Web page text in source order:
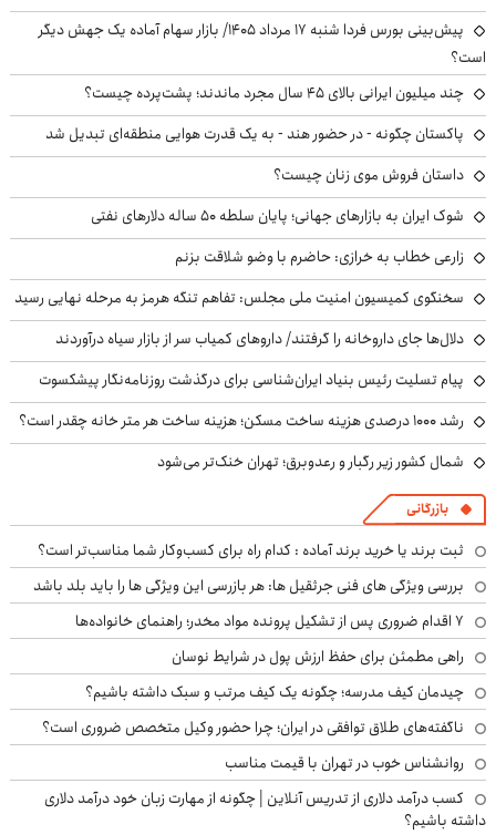
پیش‌بینی بورس فردا شنبه ۱۷ مرداد ۱۴۰۵/ بازار سهام آماده یک جهش دیگر
است؟
چند میلیون ایرانی بالای ۴۵ سال مجرد ماندند؛ پشت‌پرده چیست؟
پاکستان چگونه - در حضور هند - به یک قدرت هوایی منطقه‌ای تبدیل شد
داستان فروش موی زنان چیست؟
شوک ایران به بازارهای جهانی؛ پایان سلطه ۵۰ ساله دلارهای نفتی
زارعی خطاب به خرازی: حاضرم با وضو شلاقت بزنم
سخنگوی کمیسیون امنیت ملی مجلس: تفاهم تنگه هرمز به مرحله نهایی رسید
دلال‌ها جای داروخانه را گرفتند/ داروهای کمیاب سر از بازار سیاه درآوردند
پیام تسلیت رئیس بنیاد ایران‌شناسی برای درگذشت روزنامه‌نگار پیشکسوت
رشد ۱۰۰۰ درصدی هزینه ساخت مسکن؛ هزینه ساخت هر متر خانه چقدر است؟
شمال کشور زیر رگبار و رعدوبرق؛ تهران خنک‌تر می‌شود
بازرگانی
ثبت برند یا خرید برند آماده : کدام راه برای کسب‌وکار شما مناسب‌تر است؟
بررسی ویژگی های فنی جرثقیل ها: هر بازرسی این ویژگی ها را باید بلد باشد
۷ اقدام ضروری پس از تشکیل پرونده مواد مخدر؛ راهنمای خانواده‌ها
راهی مطمئن برای حفظ ارزش پول در شرایط نوسان
چیدمان کیف مدرسه؛ چگونه یک کیف مرتب و سبک داشته باشیم؟
ناگفته‌های طلاق توافقی در ایران؛ چرا حضور وکیل متخصص ضروری است؟
روانشناس خوب در تهران با قیمت مناسب
کسب درآمد دلاری از تدریس آنلاین | چگونه از مهارت زبان خود درآمد دلاری
داشته باشیم؟